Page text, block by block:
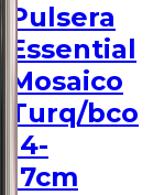
Pulsera
Essential
Mosaico
Turq/bco
14-
17cm